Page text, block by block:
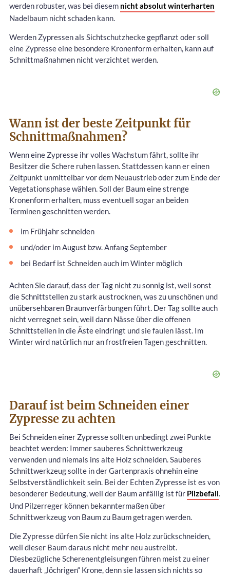
werden robuster, was bei diesem nicht absolut winterharten
Nadelbaum nicht schaden kann.
Werden Zypressen als Sichtschutzhecke gepflanzt oder soll
eine Zypresse eine besondere Kronenform erhalten, kann auf
Schnittmaßnahmen nicht verzichtet werden.
Wann ist der beste Zeitpunkt für
Schnittmaßnahmen?
Wenn eine Zypresse ihr volles Wachstum fährt, sollte ihr
Besitzer die Schere ruhen lassen. Stattdessen kann er einen
Zeitpunkt unmittelbar vor dem Neuaustrieb oder zum Ende der
Vegetationsphase wählen. Soll der Baum eine strenge
Kronenform erhalten, muss eventuell sogar an beiden
Terminen geschnitten werden.
im Frühjahr schneiden
und/oder im August bzw. Anfang September
bei Bedarf ist Schneiden auch im Winter möglich
Achten Sie darauf, dass der Tag nicht zu sonnig ist, weil sonst
die Schnittstellen zu stark austrocknen, was zu unschönen und
unübersehbaren Braunverfärbungen führt. Der Tag sollte auch
nicht verregnet sein, weil dann Nässe über die offenen
Schnittstellen in die Äste eindringt und sie faulen lässt. Im
Winter wird natürlich nur an frostfreien Tagen geschnitten.
Darauf ist beim Schneiden einer
Zypresse zu achten
Bei Schneiden einer Zypresse sollten unbedingt zwei Punkte
beachtet werden: Immer sauberes Schnittwerkzeug
verwenden und niemals ins alte Holz schneiden. Sauberes
Schnittwerkzeug sollte in der Gartenpraxis ohnehin eine
Selbstverständlichkeit sein. Bei der Echten Zypresse ist es von
besonderer Bedeutung, weil der Baum anfällig ist für Pilzbefall
Und Pilzerreger können bekanntermaßen über
Schnittwerkzeug von Baum zu Baum getragen werden.
Die Zypresse dürfen Sie nicht ins alte Holz zurückschneiden,
weil dieser Baum daraus nicht mehr neu austreibt.
Diesbezügliche Scherenentgleisungen führen meist zu einer
dauerhaft „löchrigen“ Krone, denn sie lassen sich nichts so